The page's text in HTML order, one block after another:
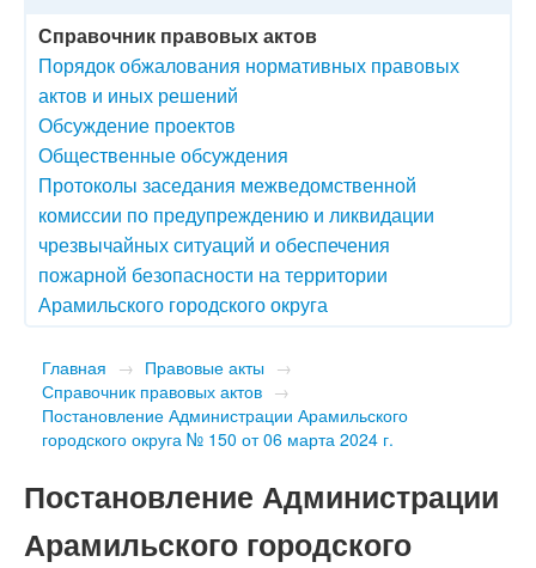
Справочник правовых актов
Порядок обжалования нормативных правовых
актов и иных решений
Обсуждение проектов
Общественные обсуждения
Протоколы заседания межведомственной
комиссии по предупреждению и ликвидации
чрезвычайных ситуаций и обеспечения
пожарной безопасности на территории
Арамильского городского округа
Главная → Правовые акты →
Справочник правовых актов →
Постановление Администрации Арамильского
городского округа № 150 от 06 марта 2024 г.
Постановление Администрации
Арамильского городского